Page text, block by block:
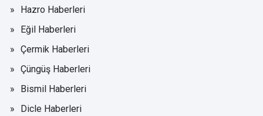
Hazro Haberleri
Eğil Haberleri
Çermik Haberleri
Çüngüş Haberleri
Bismil Haberleri
Dicle Haberleri